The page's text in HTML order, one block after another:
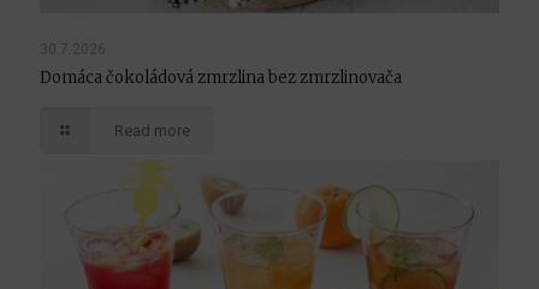
30.7.2026
Domáca čokoládová zmrzlina bez zmrzlinovača
Read more